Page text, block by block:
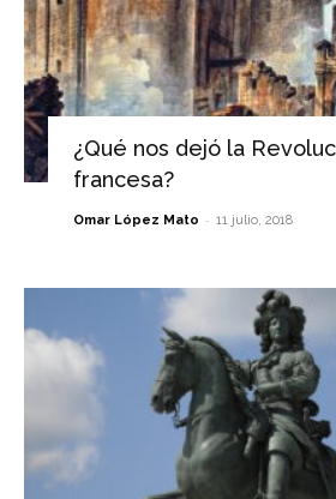
¿Qué nos dejó la
francesa?
Omar López Mato - 11 julio, 2018